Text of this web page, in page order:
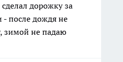
дорожку за
- после дождя не
зимой не падаю